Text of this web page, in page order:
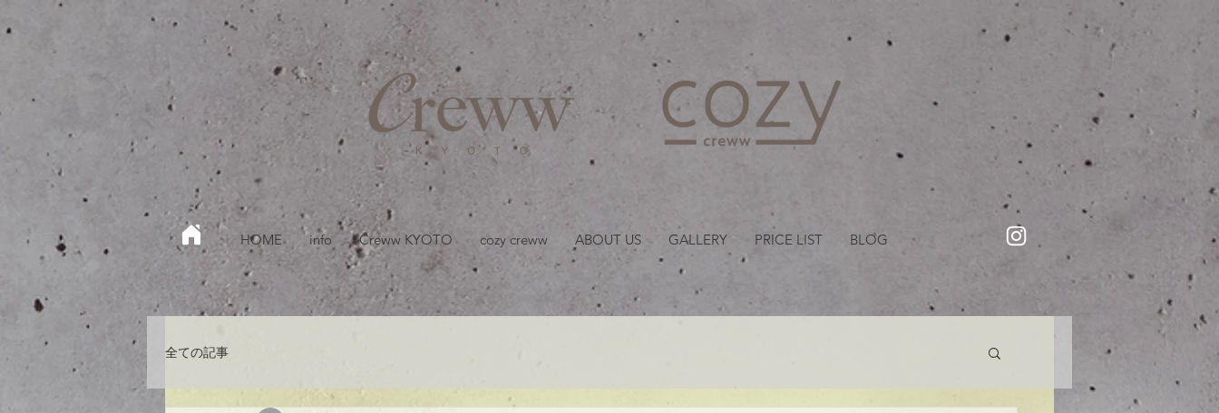
京都・四条 烏丸の美容室・美容院【Creww KYOTO (クルー)】【cozy creww(コージークルー)】 京都市 ヘアサロン​
HOME info Creww KYOTO cozy creww ABOUT US GALLERY PRICE LIST BLOG
全ての記事